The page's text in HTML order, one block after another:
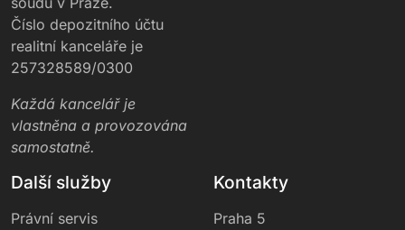
Číslo depozitního účtu
realitní kanceláře je
257328589/0300
Každá kancelář je
vlastněna a provozována
samostatně.
Další služby
Právní servis
Kontakty
Praha 5